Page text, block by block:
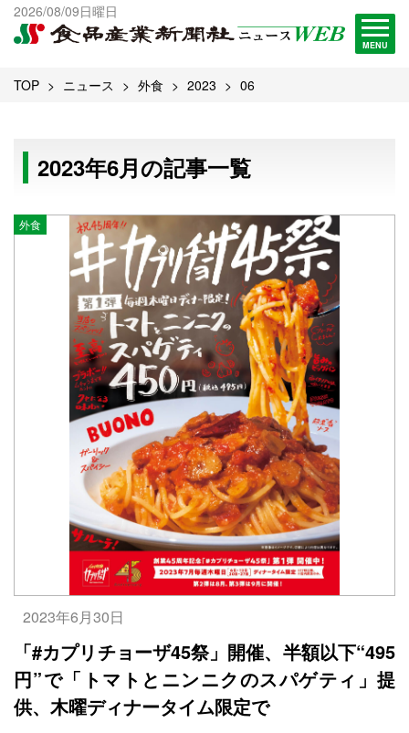
2026/08/09日曜日
MENU
出版物一覧へ
試読・購読申し込み
TOP ニュース 外食 2023 06
2023年6月の記事一覧
外食
2023年6月30日
「#カプリチョーザ45祭」開催、半額以下“495
円”で「トマトとニンニクのスパゲティ」提
供、木曜ディナータイム限定で